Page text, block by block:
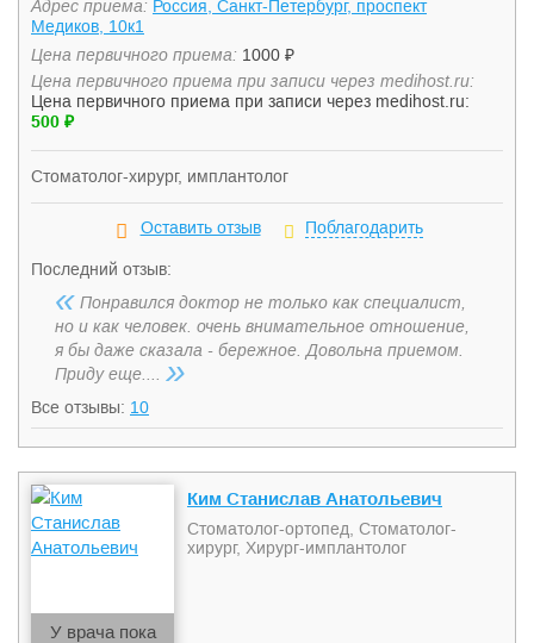
Адрес приема: Россия, Санкт-Петербург, проспект
Медиков, 10к1
Цена первичного приема: 1000 ₽
Цена первичного приема при записи через medihost.ru:
Цена первичного приема при записи через medihost.ru:
500 ₽
Стоматолог-хирург, имплантолог
Оставить отзыв Поблагодарить
Последний отзыв:
« Понравился доктор не только как специалист,
но и как человек. очень внимательное отношение,
я бы даже сказала - бережное. Довольна приемом.
Приду еще.... »
Все отзывы: 10
У врача пока
Ким Станислав Анатольевич
Стоматолог-ортопед, Стоматолог-
хирург, Хирург-имплантолог